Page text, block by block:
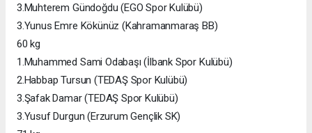
3.Muhterem Gündoğdu (EGO Spor Kulübü)
3.Yunus Emre Kökünüz (Kahramanmaraş BB)
60 kg
1.Muhammed Sami Odabaşı (İlbank Spor Kulübü)
2.Habbap Tursun (TEDAŞ Spor Kulübü)
3.Şafak Damar (TEDAŞ Spor Kulübü)
3.Yusuf Durgun (Erzurum Gençlik SK)